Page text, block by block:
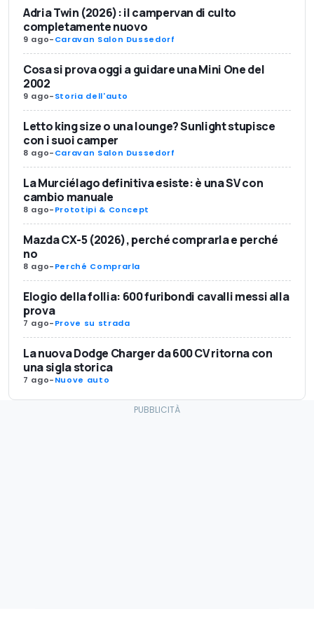
Adria Twin (2026): il campervan di culto
completamente nuovo
9 ago-Caravan Salon Dussedorf
Cosa si prova oggi a guidare una Mini One del
2002
9 ago-Storia dell'auto
Letto king size o una lounge? Sunlight stupisce
con i suoi camper
8 ago-Caravan Salon Dussedorf
La Murciélago definitiva esiste: è una SV con
cambio manuale
8 ago-Prototipi & Concept
Mazda CX-5 (2026), perché comprarla e perché
no
8 ago-Perché Comprarla
Elogio della follia: 600 furibondi cavalli messi alla
prova
7 ago-Prove su strada
La nuova Dodge Charger da 600 CV ritorna con
una sigla storica
7 ago-Nuove auto